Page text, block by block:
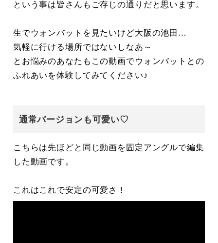
という事は皆さんもご存じの通りだと思います。
生でウォンバットを見たいけど大阪の池田…
気軽に行ける場所ではないしなあ～
とお悩みのあなたもこの動画でウォンバットとの
ふれあいを体験してみてください♪
通常バージョンも可愛い♡
こちらは先ほどと同じ動画を固定アングルで編集
した動画です。
これはこれで安定の可愛さ！